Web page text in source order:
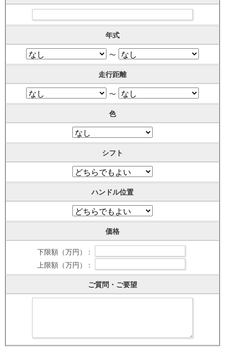
年式
〜
走行距離
〜
色
シフト
ハンドル位置
価格
下限額（万円） :
上限額（万円） :
ご質問・ご要望